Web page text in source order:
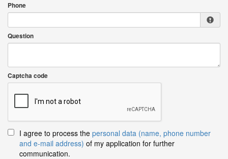
Phone
Question
Captcha code
I agree to process the personal data (name, phone number
and e-mail address) of my application for further
communication.